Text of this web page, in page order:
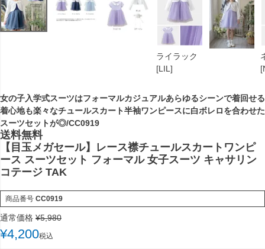
ライラック
[LIL]
女の子入学式スーツはフォーマルカジュアルあらゆるシーンで着回せる
着心地も楽々なチュールスカート半袖ワンピースに白ボレロを合わせた
スーツセットが◎/CC0919
送料無料
【目玉メガセール】レース襟チュールスカートワンピ
ース スーツセット フォーマル 女子スーツ キャサリン
コテージ TAK
商品番号 CC0919
通常価格 ¥5,980
¥4,200税込